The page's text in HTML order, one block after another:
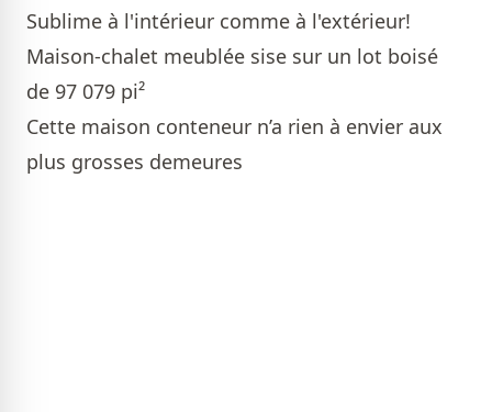
Sublime à l'intérieur comme à l'extérieur!
Maison-chalet meublée sise sur un lot boisé
de 97 079 pi²
Cette maison conteneur n’a rien à envier aux
plus grosses demeures